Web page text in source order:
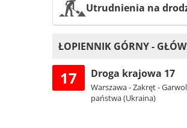
Utrudnienia na
ŁOPIENNIK GÓRNY -
17 Droga krajowa 17
Warszawa - Zakręt -
państwa (Ukraina)